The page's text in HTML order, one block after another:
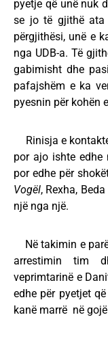
pyetje që unë nuk
se jo të gjithë
përgjithësi, unë e
nga UDB-a. Të
gabimisht dhe
pafajshëm e ka
pyesnin për kohën
Rinisja e
por ajo ishte edhe
por edhe për
Vogël, Rexha,
një nga një.
Në takimin e
arrestimin tim
veprimtarinë e
edhe për pyetjet
kanë marrë në